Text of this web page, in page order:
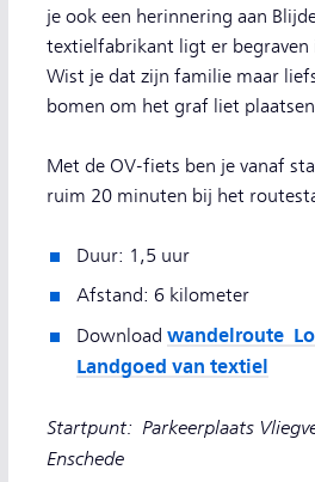
je ook een herinnering aan
textielfabrikant ligt er begraven
Wist je dat zijn familie maar
bomen om het graf liet
Met de OV-fiets ben je vanaf
ruim 20 minuten bij het
Duur: 1,5 uur
Afstand: 6 kilometer
Download wandelroute
Landgoed van textiel
Startpunt: Parkeerplaats
Enschede